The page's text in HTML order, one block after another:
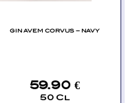
GIN AVEM CORVUS – NAVY
59.90 €
50 Cl